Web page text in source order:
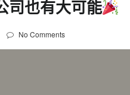
司也有大可能
No Comments